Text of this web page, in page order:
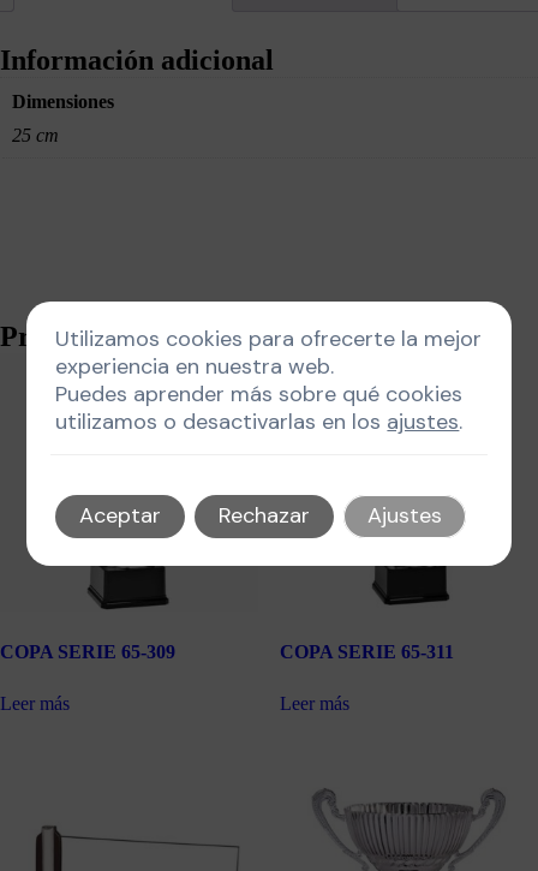
Información adicional
Dimensiones
25 cm
Productos relacionados
COPA SERIE 65-309
Leer más
COPA SERIE 65-311
Leer más
Utilizamos cookies para ofrecerte la mejor
experiencia en nuestra web.
Puedes aprender más sobre qué cookies
utilizamos o desactivarlas en los ajustes.
Aceptar Rechazar Ajustes